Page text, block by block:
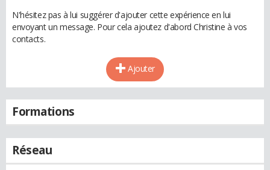
N'hésitez pas à lui suggérer d'ajouter cette expérience en lui
envoyant un message. Pour cela ajoutez d'abord Christine à vos
contacts.
Ajouter
Formations
Réseau